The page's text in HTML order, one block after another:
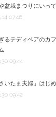
盆栽まつりにいっ
07:46
るテディベアのカ
09:44
いたま夫婦」はじ
09:42